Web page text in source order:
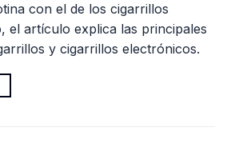
con el de los cigarrillos
el artículo explica las principales
y cigarrillos electrónicos.